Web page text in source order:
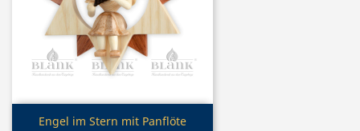
Vorschau
Engel im Stern mit Panflöte